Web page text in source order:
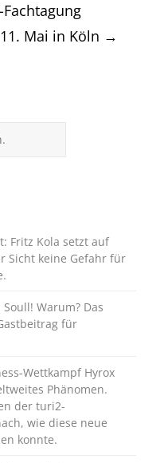
Mai in Köln →
Fritz Kola setzt auf
Sicht keine Gefahr für
Warum? Das
für
Wettkampf Hyrox
Phänomen.
der turi2-
wie diese neue
konnte.